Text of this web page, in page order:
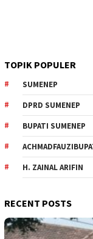
TOPIK POPULER
SUMENEP
DPRD SUMENEP
BUPATI SUMENEP
H. ZAINAL ARIFIN
RECENT POSTS